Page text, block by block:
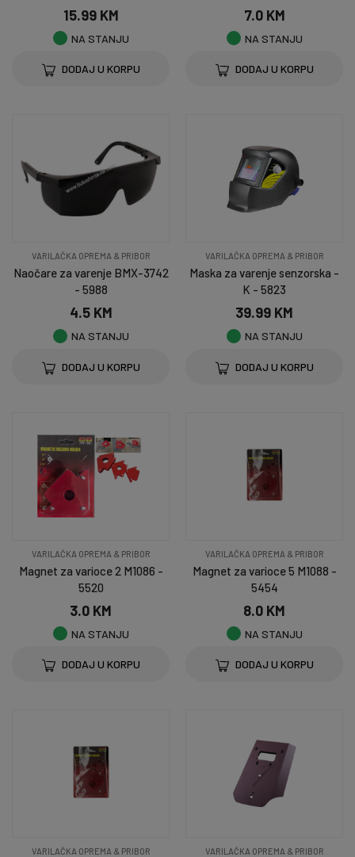
15.99 KM
NA STANJU
DODAJ U KORPU
7.0 KM
NA STANJU
DODAJ U KORPU
VARILAČKA OPREMA & PRIBOR
Naočare za varenje BMX-3742
- 5988
4.5 KM
NA STANJU
DODAJ U KORPU
VARILAČKA OPREMA & PRIBOR
Maska za varenje senzorska -
K - 5823
39.99 KM
NA STANJU
DODAJ U KORPU
VARILAČKA OPREMA & PRIBOR
Magnet za varioce 2 M1086 -
5520
3.0 KM
NA STANJU
DODAJ U KORPU
VARILAČKA OPREMA & PRIBOR
Magnet za varioce 5 M1088 -
5454
8.0 KM
NA STANJU
DODAJ U KORPU
VARILAČKA OPREMA & PRIBOR VARILAČKA OPREMA & PRIBOR